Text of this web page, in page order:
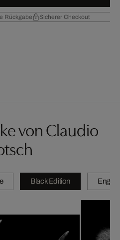
Rückgabe Sicherer Checkout
von Claudio
Black Edition